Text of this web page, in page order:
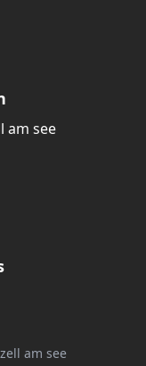
am see
am see